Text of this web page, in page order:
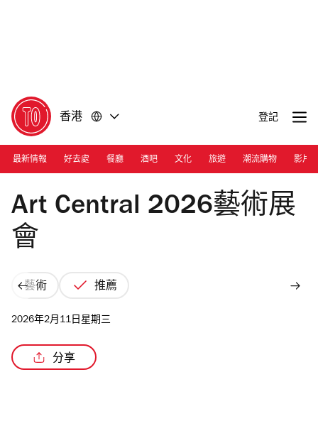
香港 登記
最新情報 好去處 餐廳 酒吧 文化 旅遊 潮流購物 影片
Photograph: Cara Hung
Art Central 2026藝術展
會
藝術 推薦
2026年2月11日星期三
分享